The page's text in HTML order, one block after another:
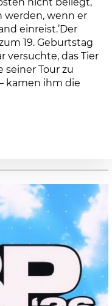
nicht beilegt,
werden, wenn er
einreist.’Der
19. Geburtstag
versuchte, das Tier
Tour zu
kamen ihm die